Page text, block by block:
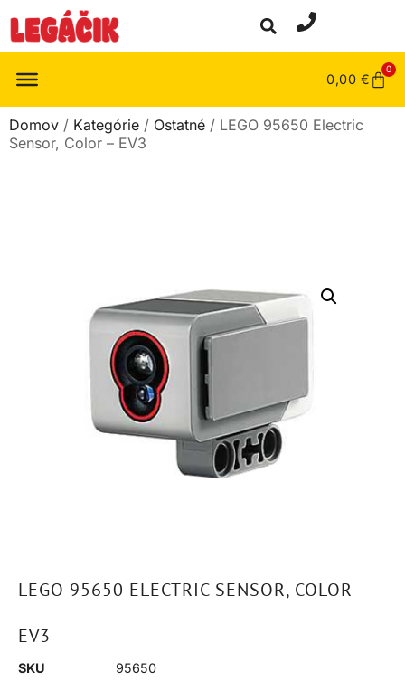
0,00 €
0
Domov / Kategórie / Ostatné / LEGO 95650 Electric
Sensor, Color – EV3
LEGO 95650 ELECTRIC SENSOR, COLOR –
EV3
SKU
95650